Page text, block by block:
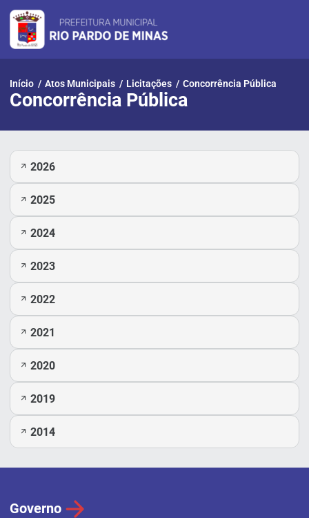
para
conteúdo
Início / Atos Municipais / Licitações / Concorrência Pública
Concorrência Pública
2026
2025
2024
2023
2022
2021
2020
2019
2014
Governo